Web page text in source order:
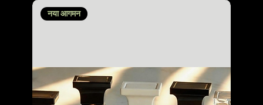
नया आगमन